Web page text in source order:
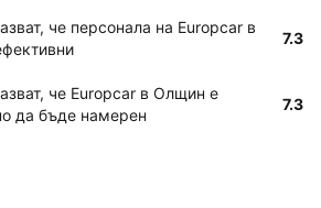
че персонала на Europcar в
7.3
че Europcar в Олщин е
да бъде намерен
7.3